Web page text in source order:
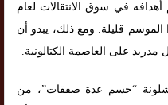
في سوق الانتقالات لعام
الموسم قليلة. ومع ذلك، يبدو أن
مدريد على العاصمة الكتالونية.
“حسم عدة صفقات”، من